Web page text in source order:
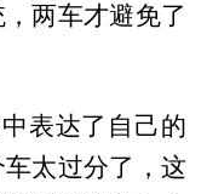
两车才避免了
表达了自己的
太过分了，这